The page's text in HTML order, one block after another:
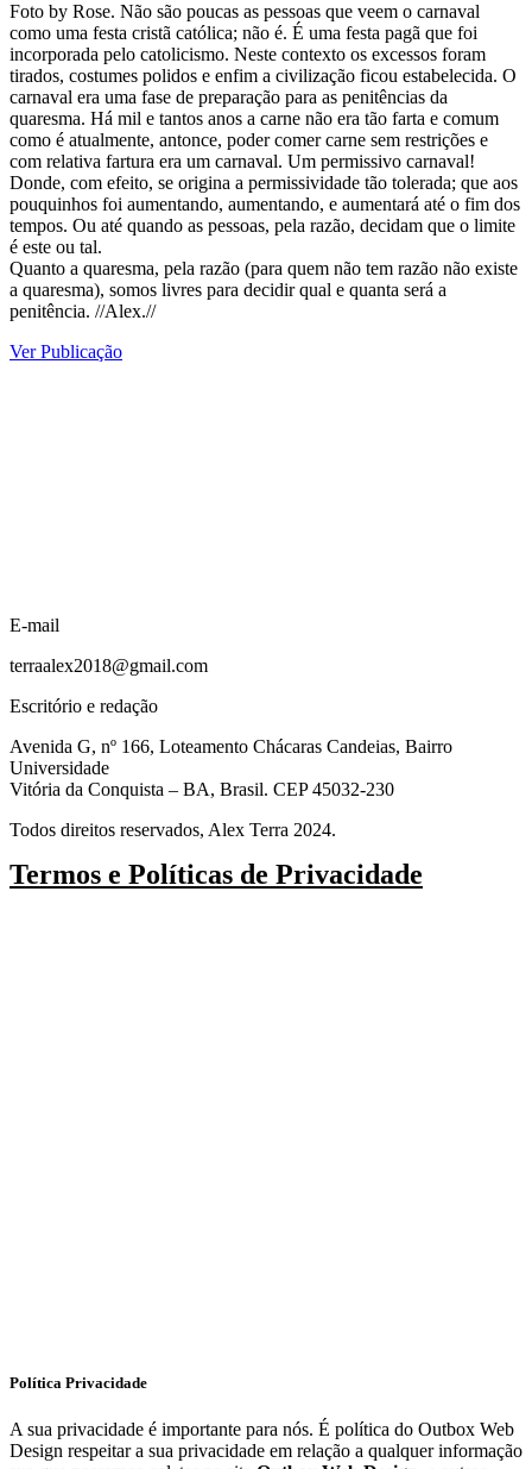
Foto by Rose. Não são poucas as pessoas que veem o carnaval
como uma festa cristã católica; não é. É uma festa pagã que foi
incorporada pelo catolicismo. Neste contexto os excessos foram
tirados, costumes polidos e enfim a civilização ficou estabelecida. O
carnaval era uma fase de preparação para as penitências da
quaresma. Há mil e tantos anos a carne não era tão farta e comum
como é atualmente, antonce, poder comer carne sem restrições e
com relativa fartura era um carnaval. Um permissivo carnaval!
Donde, com efeito, se origina a permissividade tão tolerada; que aos
pouquinhos foi aumentando, aumentando, e aumentará até o fim dos
tempos. Ou até quando as pessoas, pela razão, decidam que o limite
é este ou tal.
Quanto a quaresma, pela razão (para quem não tem razão não existe
a quaresma), somos livres para decidir qual e quanta será a
penitência. //Alex.//
Ver Publicação
E-mail
terraalex2018@gmail.com
Escritório e redação
Avenida G, nº 166, Loteamento Chácaras Candeias, Bairro
Universidade
Vitória da Conquista – BA, Brasil. CEP 45032-230
Todos direitos reservados, Alex Terra 2024.
Termos e Políticas de Privacidade
Política Privacidade
A sua privacidade é importante para nós. É política do Outbox Web
Design respeitar a sua privacidade em relação a qualquer informação